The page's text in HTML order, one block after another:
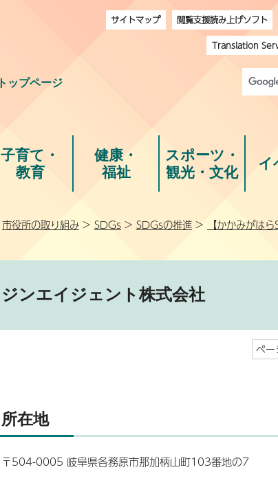
トップページ
サイトマップ 閲覧支援読み上げソフト
Translation
子育て・
教育
健康・
福祉
スポーツ・
観光・文化
イ
市役所の取り組み > SDGs > SDGsの推進 > 【かかみがは
ジンエイジェント株式会社
ペ
所在地
〒504-0005 岐阜県各務原市那加柄山町103番地の7